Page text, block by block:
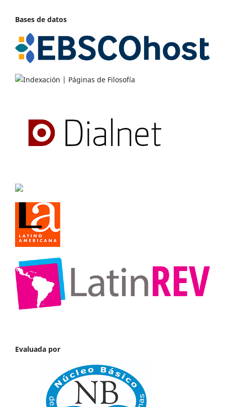
Bases de datos
Evaluada por